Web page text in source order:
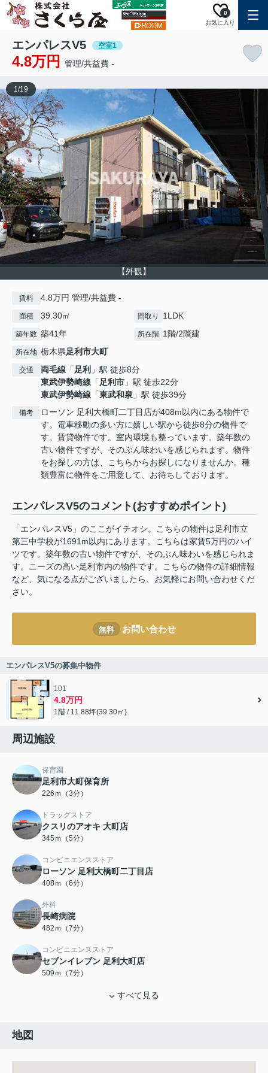
お気に入り
0
エンパレスV5 空室1
4.8万円 管理/共益費 -
【外観】
1/19
賃料 4.8万円 管理/共益費 -
面積 39.30㎡ 間取り 1LDK
築年数 築41年 所在階 1階/2階建
所在地 栃木県足利市大町
交通 両毛線 「足利 」駅 徒歩8分
東武伊勢崎線 「足利市 」駅 徒歩22分
東武伊勢崎線 「東武和泉 」駅 徒歩39分
備考
ローソン 足利大橋町二丁目店が408m以内にある物件で
す。電車移動の多い方に嬉しい駅から徒歩8分の物件で
す。賃貸物件です。室内環境も整っています。築年数の
古い物件ですが、そのぶん味わいを感じられます。物件
をお探しの方は、こちらからお探しになりませんか。種
類豊富に物件をご用意して、お待ちしております。
エンパレスV5のコメント(おすすめポイント)
「エンパレスV5」のここがイチオシ。こちらの物件は足利市立
第三中学校が1691m以内にあります。こちらは家賃5万円のハイ
ツです。築年数の古い物件ですが、そのぶん味わいを感じられま
す。ニーズの高い足利市内の物件です。こちらの物件の詳細情報
など、気になる点がございましたら、お気軽にお問い合わせくだ
さい。
無料 お問い合わせ
エンパレスV5の募集中物件
101
4.8万円
1階 / 11.88坪(39.30㎡)
周辺施設
保育園
足利市大町保育所
226ｍ（3分）
ドラッグストア
クスリのアオキ 大町店
345ｍ（5分）
コンビニエンスストア
ローソン 足利大橋町二丁目店
408ｍ（6分）
外科
長崎病院
482ｍ（7分）
コンビニエンスストア
セブンイレブン 足利大町店
509ｍ（7分）
すべて見る
地図